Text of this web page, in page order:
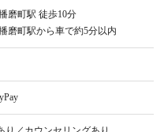
磨町駅 徒歩10分
磨町駅から車で約5分以内